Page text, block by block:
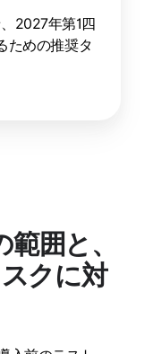
2027年第1四
ための推奨タ
囲と、
クに対